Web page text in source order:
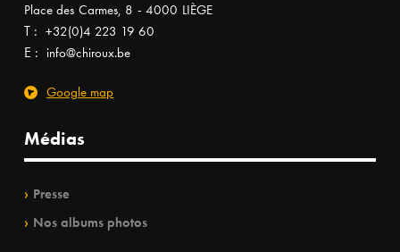
Place des Carmes, 8 - 4000 LIÈGE
T : +32(0)4 223 19 60
E : info@chiroux.be
Google map
Médias
Presse
Nos albums photos